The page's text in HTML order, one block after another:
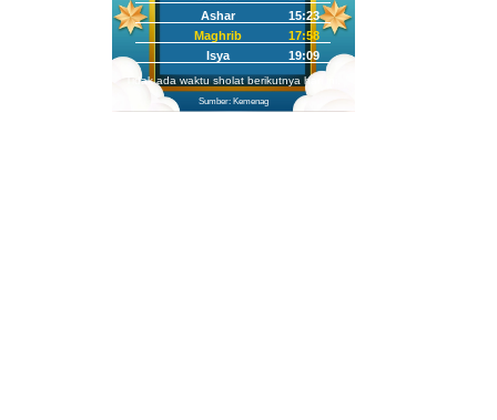
Ashar
15:23
Maghrib
17:58
Isya
19:09
Tidak ada waktu sholat berikutnya hari ini.
Sumber: Kemenag